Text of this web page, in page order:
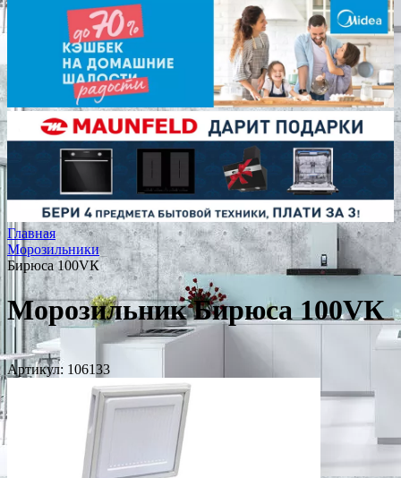
Главная
Морозильники
Бирюса 100VК
Морозильник Бирюса 100VК
Артикул: 106133